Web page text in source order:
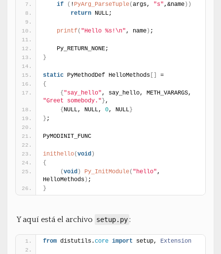
if ( ! PyArg_ParseTuple(args, "s",&name ) )
return NULL;
printf( "Hello %s!\n", name ) ;
    Py_RETURN_NONE;
}
static PyMethodDef HelloMethods
=
{
{ "say_hello"
"Greet somebody." },
{ NULL, NULL, 0, NULL }
} ;
PyMODINIT_FUNC
inithello(void )
{
(void ) Py_InitModule( "hello",
HelloMethods ) ;
}
Y aquí está el archivo setup.py:
from distutils.core import setup, Extension